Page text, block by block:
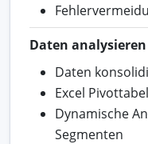
Daten analysieren
Daten
Excel
Dynamische
Segmenten